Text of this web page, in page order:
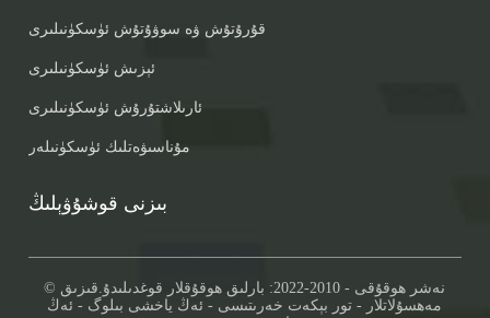
قۇرۇتۇش ۋە سوۋۇتۇش ئۈسكۈنىلىرى
ئېزىش ئۈسكۈنىلىرى
ئارىلاشتۇرۇش ئۈسكۈنىلىرى
مۇناسىۋەتلىك ئۈسكۈنىلەر
بىزنى قوشۇۋېلىڭ
© نەشر ھوقۇقى - 2010-2022: بارلىق ھوقۇقلار قوغدىلىدۇ.
قىزىق
مەھسۇلاتلار - تور بېكەت خەرىتىسى - ئەڭ ياخشى بىلوگ - ئەڭ